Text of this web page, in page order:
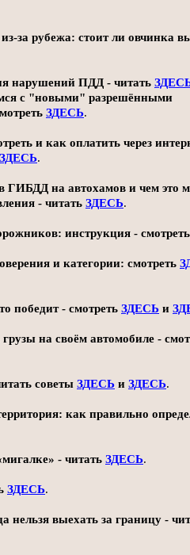
за рубежа: стоит ли овчинка
нарушений ПДД - читать
с "новыми" разрешёнными
ЗДЕСЬ.
и как оплатить через
ЗДЕСЬ.
ГИБДД на автохамов и чем это
- читать ЗДЕСЬ.
инструкция -
и категории: смотреть
победит - смотреть ЗДЕСЬ и
на своём автомобиле -
советы ЗДЕСЬ и ЗДЕСЬ.
как правильно
- читать ЗДЕСЬ.
ЗДЕСЬ.
нельзя выехать за границу -